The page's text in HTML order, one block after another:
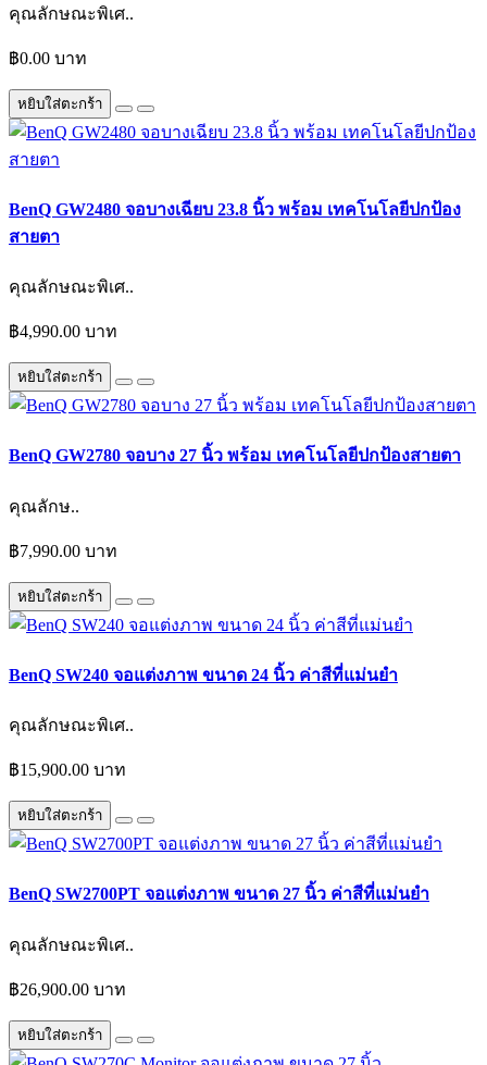
คุณลักษณะพิเศ..
฿0.00 บาท
หยิบใส่ตะกร้า
BenQ GW2480 จอบางเฉียบ 23.8 นิ้ว พร้อม เทคโนโลยีปกป้อง
สายตา
คุณลักษณะพิเศ..
฿4,990.00 บาท
หยิบใส่ตะกร้า
BenQ GW2780 จอบาง 27 นิ้ว พร้อม เทคโนโลยีปกป้องสายตา
คุณลักษ..
฿7,990.00 บาท
หยิบใส่ตะกร้า
BenQ SW240 จอแต่งภาพ ขนาด 24 นิ้ว ค่าสีที่แม่นยำ
คุณลักษณะพิเศ..
฿15,900.00 บาท
หยิบใส่ตะกร้า
BenQ SW2700PT จอแต่งภาพ ขนาด 27 นิ้ว ค่าสีที่แม่นยำ
คุณลักษณะพิเศ..
฿26,900.00 บาท
หยิบใส่ตะกร้า